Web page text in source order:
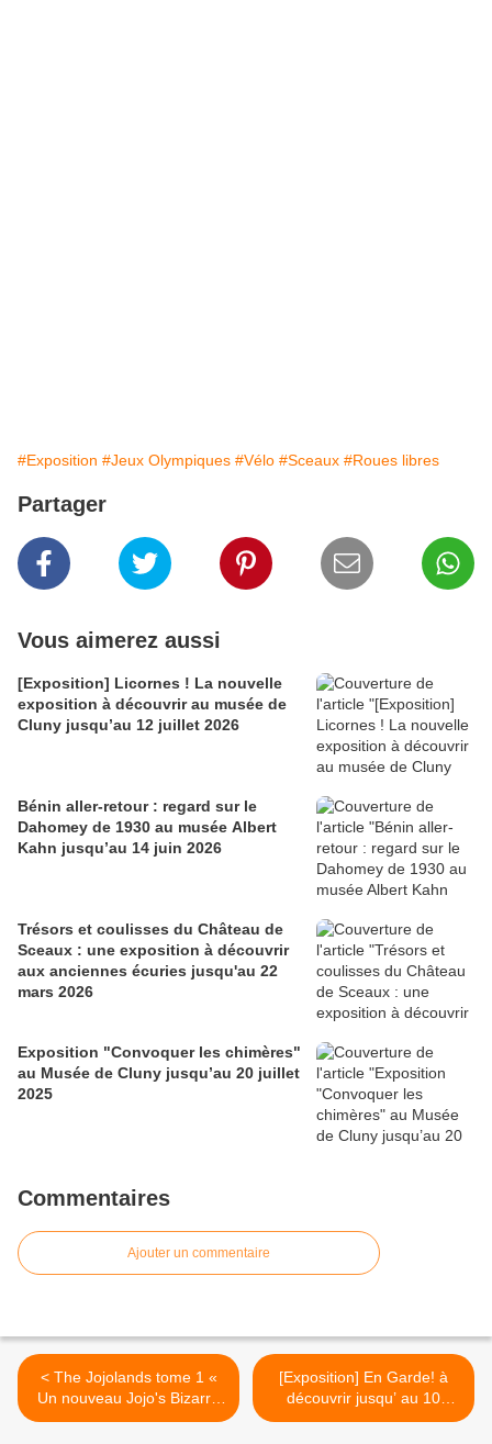
#Exposition #Jeux Olympiques #Vélo #Sceaux #Roues libres
Partager
Vous aimerez aussi
[Exposition] Licornes ! La nouvelle
exposition à découvrir au musée de
Cluny jusqu’au 12 juillet 2026
Bénin aller-retour : regard sur le
Dahomey de 1930 au musée Albert
Kahn jusqu’au 14 juin 2026
Trésors et coulisses du Château de
Sceaux : une exposition à découvrir
aux anciennes écuries jusqu'au 22
mars 2026
Exposition "Convoquer les chimères"
au Musée de Cluny jusqu’au 20 juillet
2025
Commentaires
Ajouter un commentaire
< The Jojolands tome 1 «
Un nouveau Jojo's Bizarre
Adventure toujours aussi
[Exposition] En Garde! à
découvrir jusqu’ au 10
novembre 2024 à la